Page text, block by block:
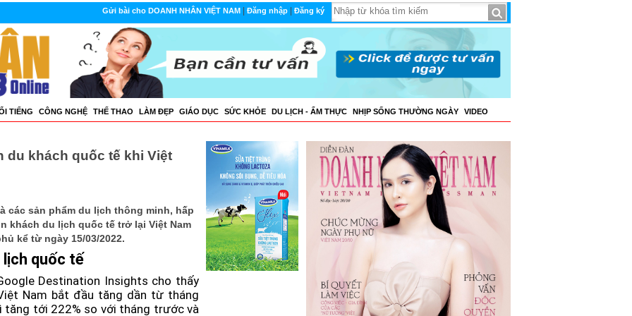
Gửi bài cho DOANH NHÂN VIỆT NAM| Đăng nhập| Đăng ký
TIẾNG CÔNG NGHỆ THẾ THAO LÀM ĐẸP GIÁO DỤC SỨC KHỎE DU LỊCH - ẨM THỰC NHỊP SỐNG THƯỜNG NGÀY VIDEO
du khách quốc tế khi Việt
các sản phẩm du lịch thông minh, hấp
khách du lịch quốc tế trở lại Việt Nam
kể từ ngày 15/03/2022.
lịch quốc tế
Destination Insights cho thấy
Nam bắt đầu tăng dần từ tháng
tới 222% so với tháng trước và